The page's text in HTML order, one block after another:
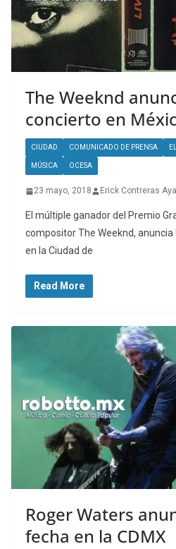
The Weeknd
concierto en
CIUDAD COMUNICADO DE PRENSA
MÚSICA OCESA
23 mayo, 2018 Erick Contreras
El múltiple ganador del Premio
compositor The Weeknd,
en la Ciudad de
Read More
Roger Waters
fecha en la CDMX